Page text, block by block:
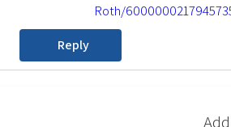
Roth/
Reply